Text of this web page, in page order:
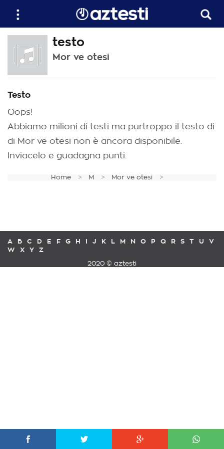
testo
Mor ve otesi
Testo
Oops!
Abbiamo milioni di testi ma purtroppo il testo di
di Mor ve otesi non è ancora disponibile.
Inviacelo e guadagna punti.
Home M Mor ve otesi
A B C D E F G H I J K L M N O P Q R S T U
V
W
X Y Z
2020 © aztesti